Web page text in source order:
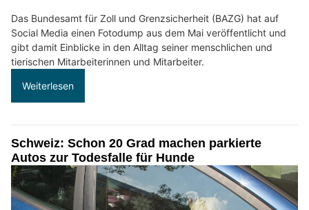
Das Bundesamt für Zoll und Grenzsicherheit (BAZG) hat auf
Social Media einen Fotodump aus dem Mai veröffentlicht und
gibt damit Einblicke in den Alltag seiner menschlichen und
tierischen Mitarbeiterinnen und Mitarbeiter.
Weiterlesen
Schweiz: Schon 20 Grad machen parkierte
Autos zur Todesfalle für Hunde